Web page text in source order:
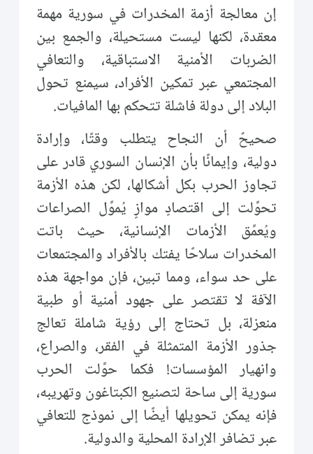
إن معالجة أزمة المخدرات في سورية مهمة
معقدة، لكنها ليست مستحيلة، والجمع بين
الضربات الأمنية الاستباقية، والتعافي
المجتمعي عبر تمكين الأفراد، سيمنع تحول
البلاد إلى دولة فاشلة تتحكم بها المافيات.
صحيحٌ أن النجاح يتطلب وقتًا، وإرادة
دولية، وإيمانًا بأن الإنسان السوري قادر على
تجاوز الحرب بكل أشكالها، لكن هذه الأزمة
تحوَّلت إلى اقتصادٍ موازٍ يُموِّل الصراعات
ويُعمِّق الأزمات الإنسانية، حيث باتت
المخدرات سلاحًا يفتك بالأفراد والمجتمعات
على حد سواء، ومما تبين، فإن مواجهة هذه
الآفة لا تقتصر على جهود أمنية أو طبية
منعزلة، بل تحتاج إلى رؤية شاملة تعالج
جذور الأزمة المتمثلة في الفقر، والصراع،
وانهيار المؤسسات! فكما حوَّلت الحرب
سورية إلى ساحة لتصنيع الكبتاغون وتهريبه،
فإنه يمكن تحويلها أيضًا إلى نموذج للتعافي
عبر تضافر الإرادة المحلية والدولية.